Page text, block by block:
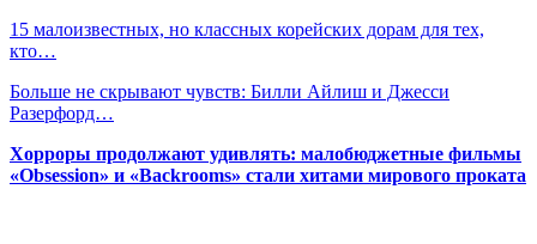
15 малоизвестных, но классных корейских дорам для тех,
кто…
Больше не скрывают чувств: Билли Айлиш и Джесси
Разерфорд…
Хорроры продолжают удивлять: малобюджетные фильмы
«Obsession» и «Backrooms» стали хитами мирового проката